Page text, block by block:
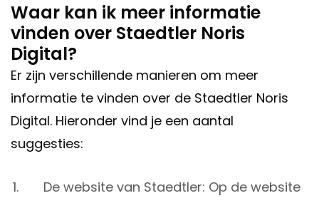
Waar kan ik meer informatie
vinden over Staedtler Noris
Digital?
Er zijn verschillende manieren om meer
informatie te vinden over de Staedtler Noris
Digital. Hieronder vind je een aantal
suggesties:
De website van Staedtler: Op de website